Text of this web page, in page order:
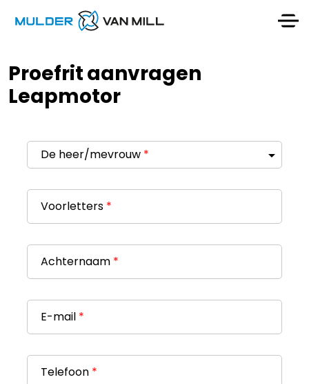
Proefrit aanvragen
Leapmotor
De heer/mevrouw *
Voorletters *
Achternaam *
E-mail *
Telefoon *